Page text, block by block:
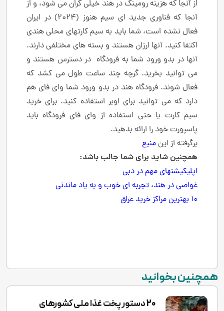
از آنجا که هزینه رومینگ در هند خیلی گران می شود، و از
آنجا که فناوری جدید ای سیم هنوز (2024) در ایران
فعال نشده است، شما باید به سیم کارتهای محلی هندی
اکتفا کنید. آنها ارزان هستند و بسته های مختلفی دارند.
آنها در بدو ورود شما به فرودگاه در دسترس هستند و
می توانید بخرید. گرچه چند ساعت طول می کشد که
فعال شوند. فرودگاه هند در بدو ورود شما وای فای هم
دارد که می توانید برای اوبر استفاده کنید. برای خرید
سیم کارت یا حتی استفاده از وای فای فرودگاه باید
پاسپورت خود را ارائه بدهید.
برگرفته از اینمنبع
همچنین شاید برای شما جالب باشد:
اپلیکیشنهای مهم در دبی
غواصی در هند، تجربه ای خوب و به یاد ماندنی
10 بهترین مراکز خرید عراق
همچنین بخوانید
20 دستور پخت غذا ملی کشورهای